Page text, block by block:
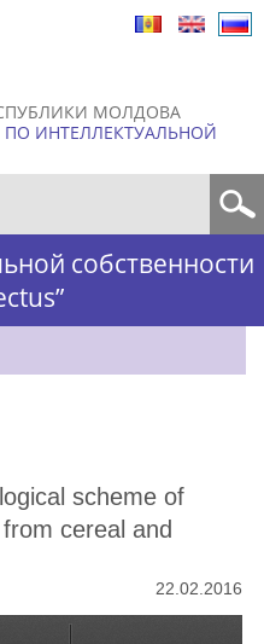
МОЛДОВА
ПО ИНТЕЛЛЕКТУАЛЬНОЙ
собственности
scheme of
cereal and
22.02.2016